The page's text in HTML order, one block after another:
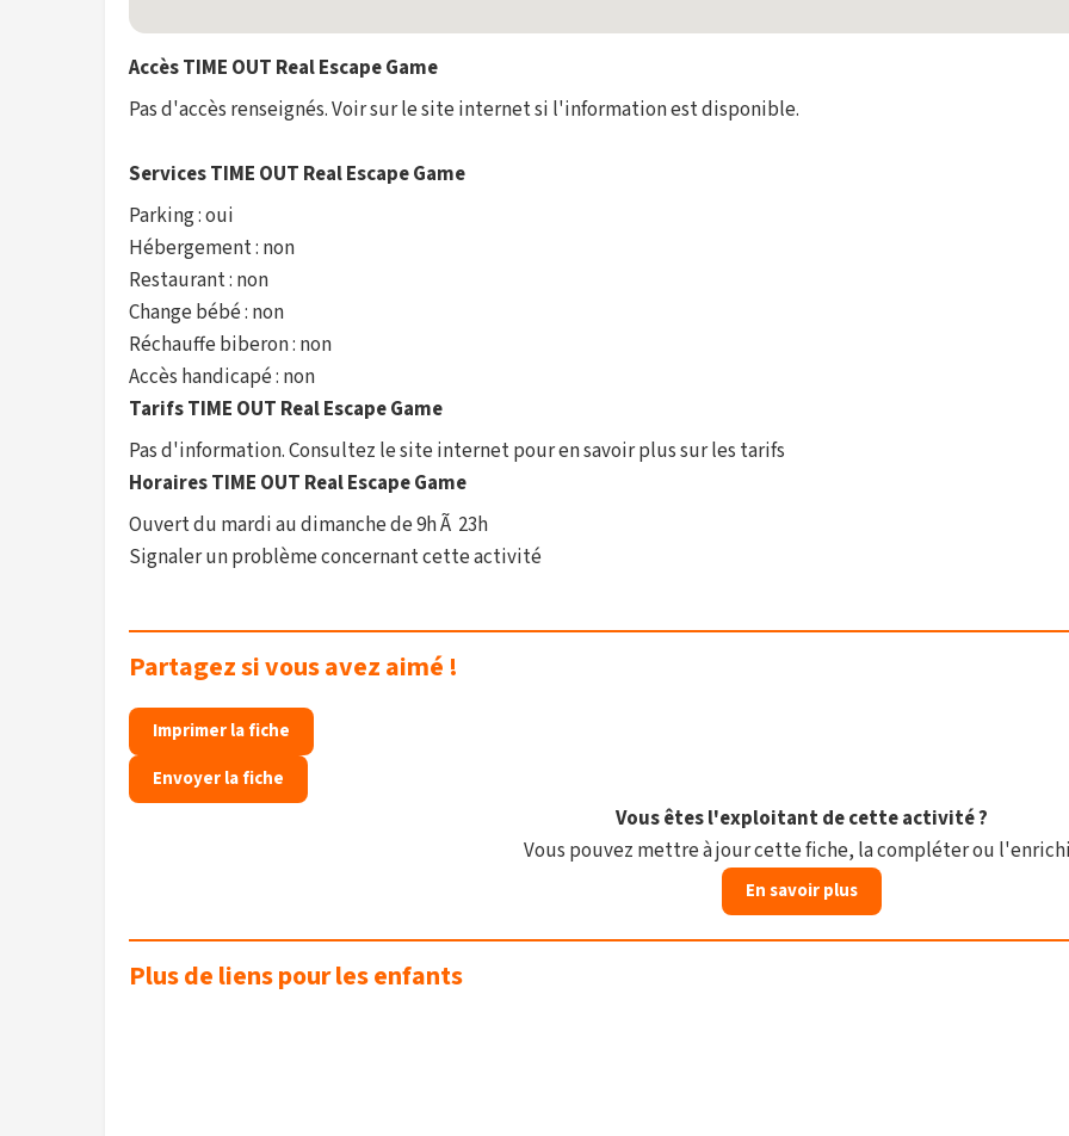
Accès TIME OUT Real Escape Game
Pas d'accès renseignés. Voir sur le site internet si l'information est disponible.
Services TIME OUT Real Escape Game
Parking : oui
Hébergement : non
Restaurant : non
Change bébé : non
Réchauffe biberon : non
Accès handicapé : non
Tarifs TIME OUT Real Escape Game
Pas d'information. Consultez le site internet pour en savoir plus sur les tarifs
Horaires TIME OUT Real Escape Game
Ouvert du mardi au dimanche de 9h Ã 23h
Signaler un problème concernant cette activité
Partagez si vous avez aimé !
Imprimer la fiche
Envoyer la fiche
Vous êtes l'exploitant de cette activité ?
Vous pouvez mettre à jour cette fiche, la compléter ou
En savoir plus
Plus de liens pour les enfants